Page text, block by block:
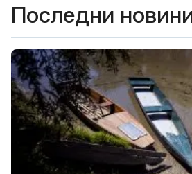
Последни